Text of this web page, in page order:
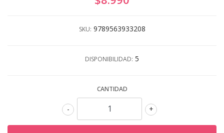
SKU: 9789563933208
DISPONIBILIDAD: 5
CANTIDAD
+
-